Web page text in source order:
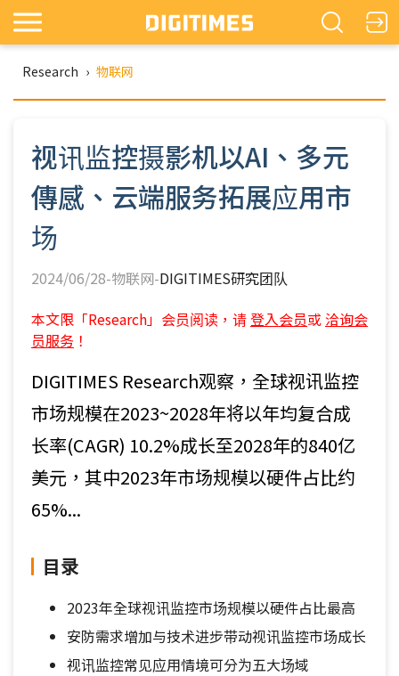
Research › 物联网
视讯监控摄影机以AI、多元
傳感、云端服务拓展应用市
场
2024/06/28-物联网-DIGITIMES研究团队
本文限「Research」会员阅读，请登入会员或 洽询会
员服务 ！
DIGITIMES Research观察，全球视讯监控
市场规模在2023~2028年将以年均复合成
长率(CAGR) 10.2%成长至2028年的840亿
美元，其中2023年市场规模以硬件占比约
65%...
目录
2023年全球视讯监控市场规模以硬件占比最高
安防需求增加与技术进步带动视讯监控市场成长
视讯监控常见应用情境可分为五大场域